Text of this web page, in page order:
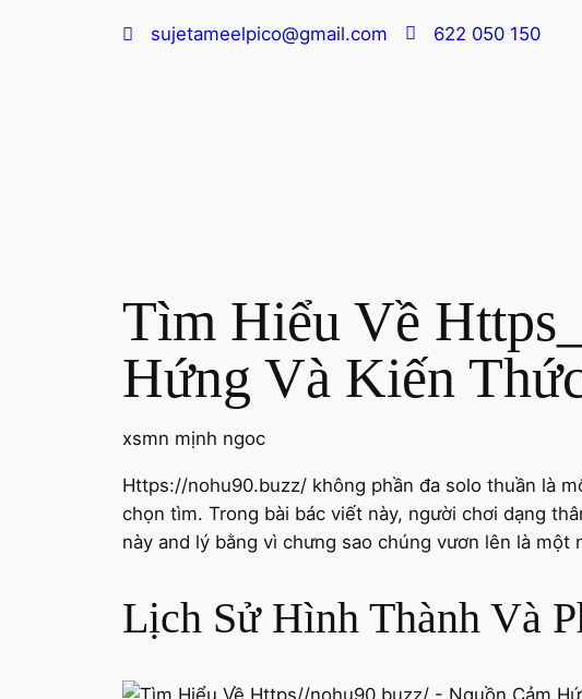
sujetameelpico@gmail.com 622 050 150
Tìm Hiểu Về
Hứng Và Kiến
xsmn mịnh ngoc
Https://nohu90.buzz/ không phần đa solo thuần là
chọn tìm. Trong bài bác viết này, người chơi dạng
này and lý bằng vì chưng sao chúng vươn lên là
Lịch Sử Hình Thành Và